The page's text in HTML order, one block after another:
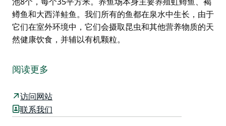
鳟鱼和大西洋鲑鱼。我们所有的鱼都在泉水中生长，由于
它们在室外环境中，它们会摄取昆虫和其他营养物质的天
然健康饮食，并辅以有机颗粒。
尔士州北部高原连绵起伏的丘陵之中，该物业由 300 英
亩的原始乡村组成。养鱼场本身占地约 10 公顷。
“Ardrossan”提供带电和不带电的免费露营地，包括带两
个烧烤设施的现场营地厨房和带新厕所和淋浴设施的休闲
水坝旁边的阴凉座位。我们有一个渔具店，提供钓鱼设备
阅读更多
访问网站
联系我们